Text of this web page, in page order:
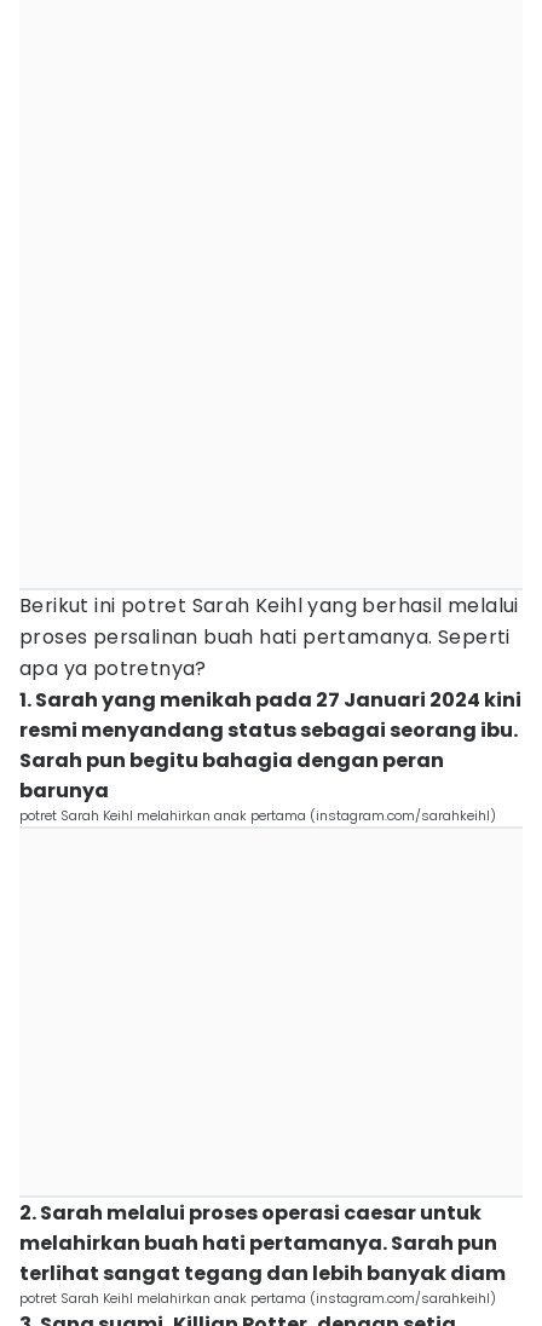
Berikut ini potret Sarah Keihl yang berhasil melalui
proses persalinan buah hati pertamanya. Seperti
apa ya potretnya?
1. Sarah yang menikah pada 27 Januari 2024 kini
resmi menyandang status sebagai seorang ibu.
Sarah pun begitu bahagia dengan peran
barunya
potret Sarah Keihl melahirkan anak pertama (instagram.com/sarahkeihl)
2. Sarah melalui proses operasi caesar untuk
melahirkan buah hati pertamanya. Sarah pun
terlihat sangat tegang dan lebih banyak diam
potret Sarah Keihl melahirkan anak pertama (instagram.com/sarahkeihl)